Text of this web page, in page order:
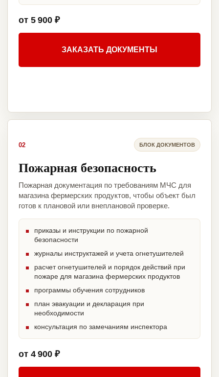
от 5 900 ₽
ЗАКАЗАТЬ ДОКУМЕНТЫ
02 БЛОК ДОКУМЕНТОВ
Пожарная безопасность
Пожарная документация по требованиям МЧС для
магазина фермерских продуктов, чтобы объект был
готов к плановой или внеплановой проверке.
приказы и инструкции по пожарной
безопасности
журналы инструктажей и учета огнетушителей
расчет огнетушителей и порядок действий при
пожаре для магазина фермерских продуктов
программы обучения сотрудников
план эвакуации и декларация при
необходимости
консультация по замечаниям инспектора
от 4 900 ₽